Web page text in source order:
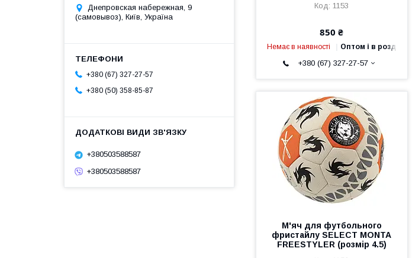
1153
850 ₴
Немає в наявності Оптом і в роздріб
+380 (67) 327-27-57
М'яч для футбольного
фристайлу SELECT MONTA
FREESTYLER (розмір 4.5)
Днепровская набережная, 9
(самовывоз), Київ, Україна
+380 (67) 327-27-57
+380 (50) 358-85-87
+380503588587
+380503588587